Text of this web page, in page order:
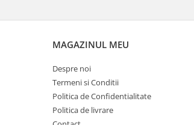
MAGAZINUL MEU
Despre noi
Termeni si Conditii
Politica de Confidentialitate
Politica de livrare